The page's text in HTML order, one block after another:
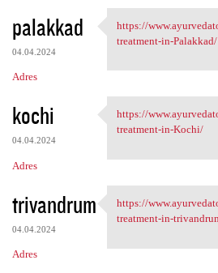
palakkad
04.04.2024
Adres
https://
https://
treatment-in-Palakkad/
kochi
04.04.2024
Adres
https://
https://
treatment-in-Kochi/
trivandrum
04.04.2024
Adres
https://
https://
treatment-in-